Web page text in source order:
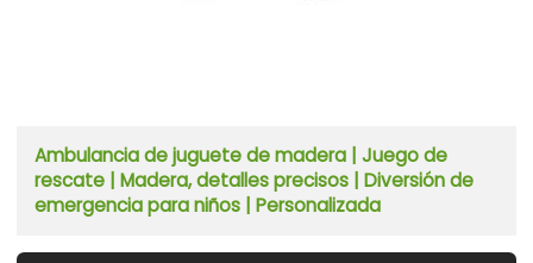
Ambulancia de juguete de madera | Juego de
rescate | Madera, detalles precisos | Diversión de
emergencia para niños | Personalizada